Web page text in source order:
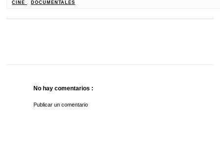
CINE DOCUMENTALES
No hay comentarios :
Publicar un comentario